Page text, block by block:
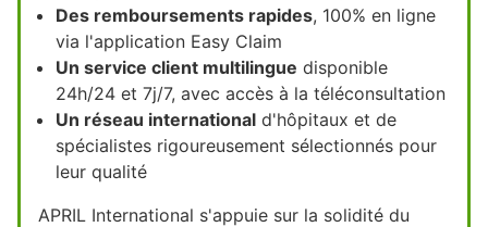
Des remboursements rapides, 100% en ligne
via l'application Easy Claim
Un service client multilingue disponible
24h/24 et 7j/7, avec accès à la téléconsultation
Un réseau international d'hôpitaux et de
spécialistes rigoureusement sélectionnés pour
leur qualité
APRIL International s'appuie sur la solidité du